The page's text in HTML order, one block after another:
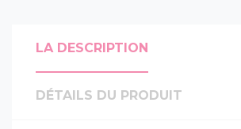
LA DESCRIPTION
DÉTAILS DU PRODUIT